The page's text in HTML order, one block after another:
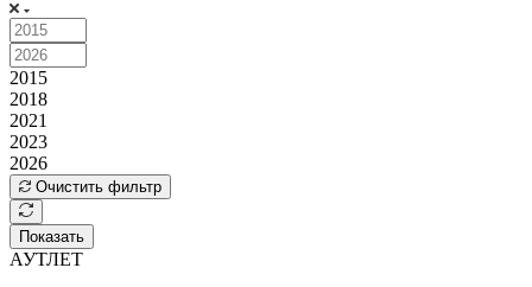
2015
2018
2021
2023
2026
Очистить фильтр
Показать
АУТЛЕТ